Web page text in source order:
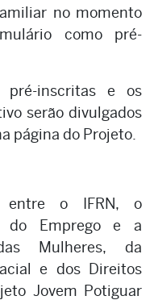
no momento
como pré-
pré-inscritas e os
serão divulgados
página do Projeto.
entre o IFRN, o
do Emprego e a
Mulheres, da
e dos Direitos
Jovem Potiguar